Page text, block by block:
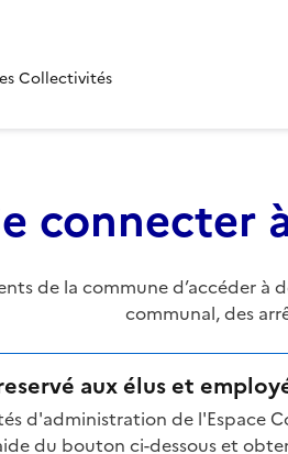
Collectivités
connecter
de la commune d’accéder
communal, des
aux élus et
d'administration de l'Espace
du bouton ci-dessous et